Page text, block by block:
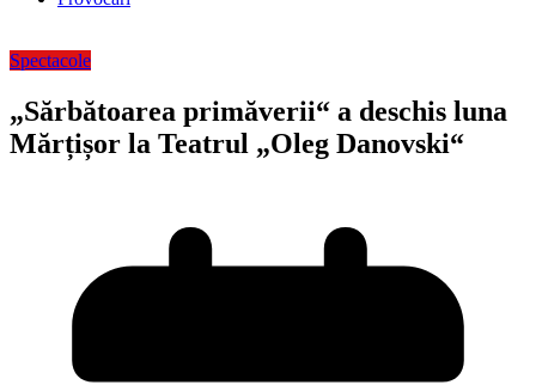
Spectacole
„Sărbătoarea primăverii“ a deschis luna
Mărțișor la Teatrul „Oleg Danovski“